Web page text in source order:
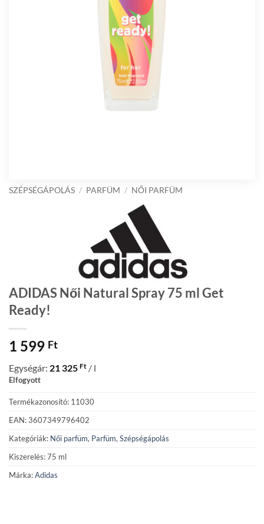
SZÉPSÉGÁPOLÁS / PARFÜM / NŐI PARFÜM
ADIDAS Női Natural Spray 75 ml Get
Ready!
1 599 Ft
Egységár: 21 325 Ft / l
Elfogyott
Termékazonosító: 11030
EAN: 3607349796402
Kategóriák: Női parfüm, Parfüm, Szépségápolás
Kiszerelés: 75 ml
Márka:Adidas